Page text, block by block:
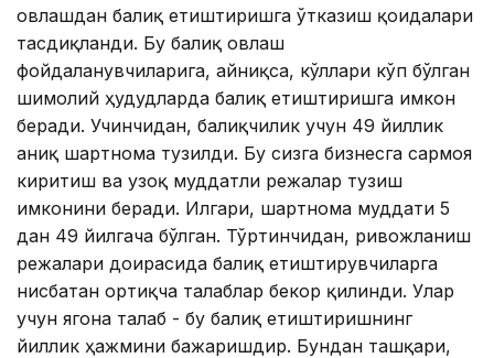
овлашдан балиқ етиштиришга ўтказиш қоидалари
тасдиқланди. Бу балиқ овлаш
фойдаланувчиларига, айниқса, кўллари кўп бўлган
шимолий ҳудудларда балиқ етиштиришга имкон
беради. Учинчидан, балиқчилик учун 49 йиллик
аниқ шартнома тузилди. Бу сизга бизнесга сармоя
киритиш ва узоқ муддатли режалар тузиш
имконини беради. Илгари, шартнома муддати 5
дан 49 йилгача бўлган. Тўртинчидан, ривожланиш
режалари доирасида балиқ етиштирувчиларга
нисбатан ортиқча талаблар бекор қилинди. Улар
учун ягона талаб - бу балиқ етиштиришнинг
йиллик ҳажмини бажаришдир. Бундан ташқари,